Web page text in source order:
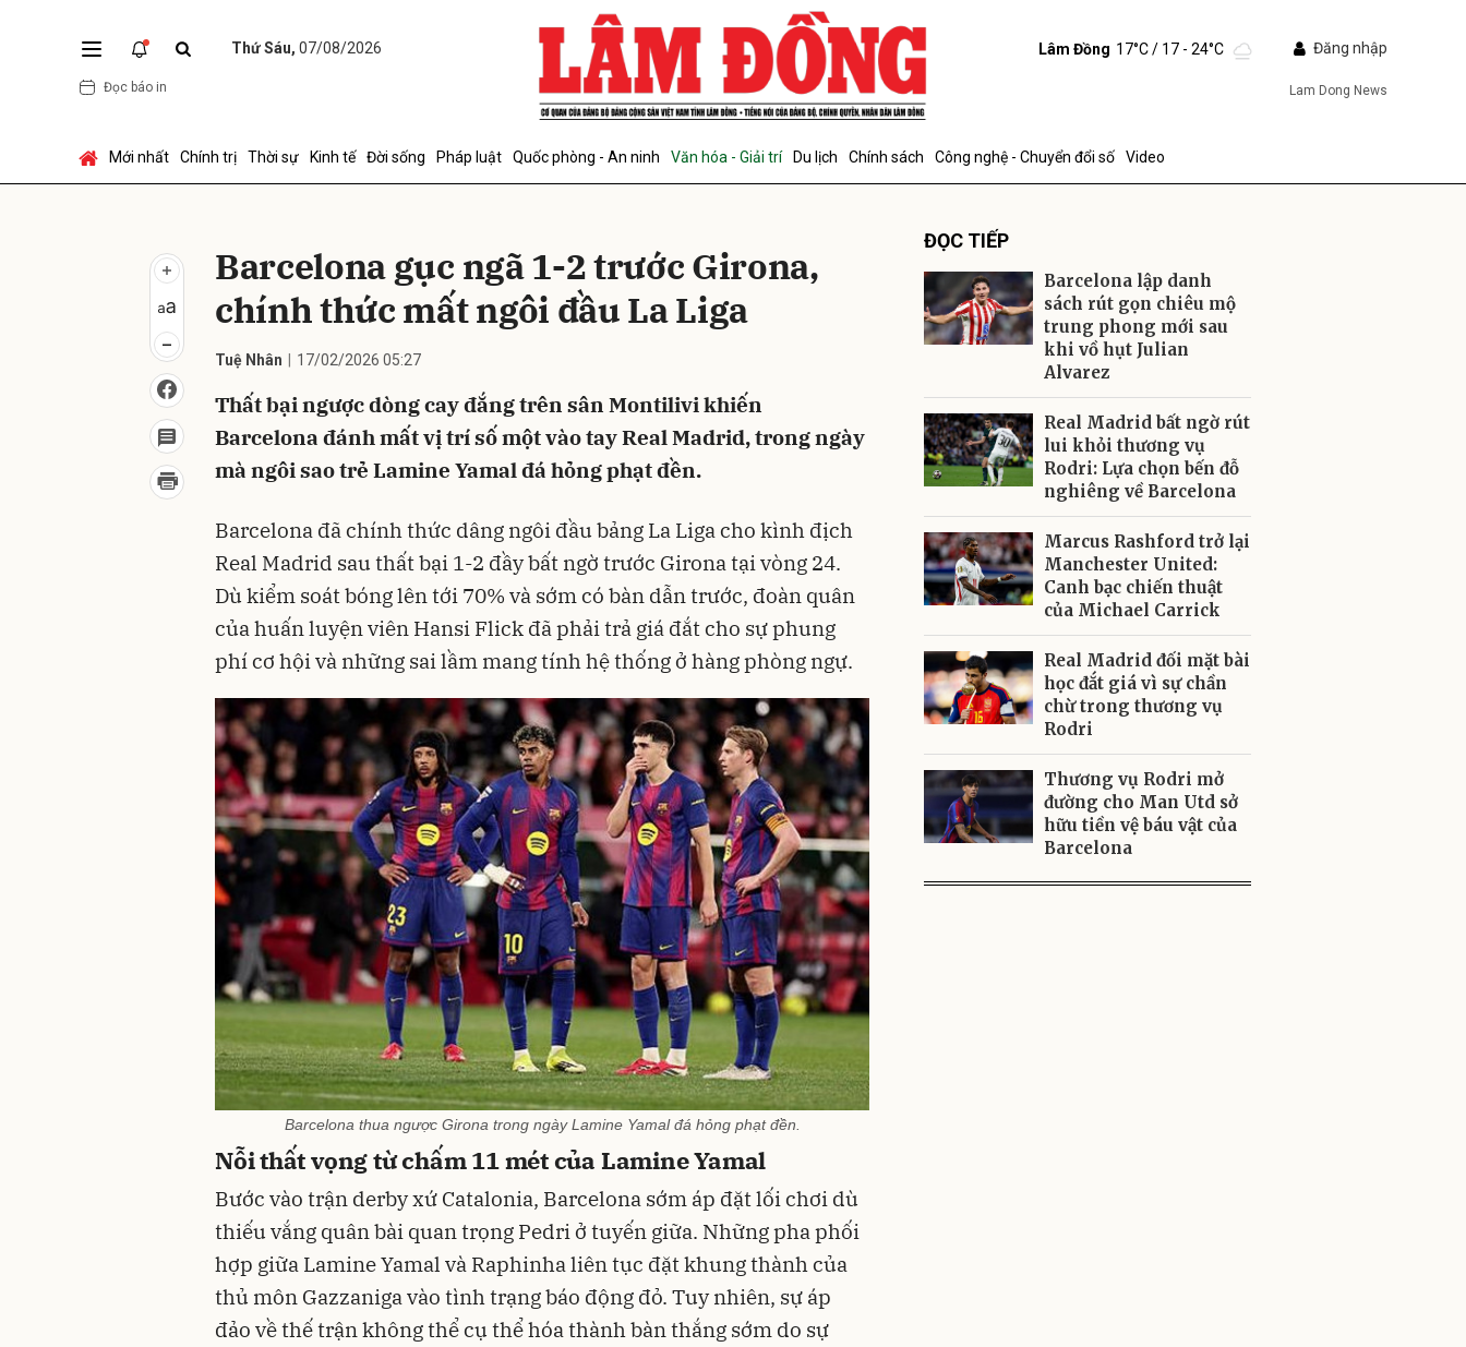
Thứ Sáu, 07/08/2026
Đọc báo in
Lâm Đồng 17°C/ 17 - 24°C Đăng nhập
Lam Dong News
Mới nhất Chính trị Thời sự Kinh tế Đời sống Pháp luật Quốc phòng - An ninh Văn hóa - Giải trí Du lịch Chính sách Công nghệ - Chuyển đổi số Video
Barcelona gục ngã 1-2 trước Girona,
chính thức mất ngôi đầu La Liga
Tuệ Nhân 17/02/2026 05:27
Thất bại ngược dòng cay đắng trên sân Montilivi khiến
Barcelona đánh mất vị trí số một vào tay Real Madrid, trong ngày
mà ngôi sao trẻ Lamine Yamal đá hỏng phạt đền.
Barcelona đã chính thức dâng ngôi đầu bảng La Liga cho kình địch
Real Madrid sau thất bại 1-2 đầy bất ngờ trước Girona tại vòng 24.
Dù kiểm soát bóng lên tới 70% và sớm có bàn dẫn trước, đoàn quân
của huấn luyện viên Hansi Flick đã phải trả giá đắt cho sự phung
phí cơ hội và những sai lầm mang tính hệ thống ở hàng phòng ngự.
Barcelona thua ngược Girona trong ngày Lamine Yamal đá hỏng phạt đền.
Nỗi thất vọng từ chấm 11 mét của Lamine Yamal
Bước vào trận derby xứ Catalonia, Barcelona sớm áp đặt lối chơi dù
thiếu vắng quân bài quan trọng Pedri ở tuyến giữa. Những pha phối
hợp giữa Lamine Yamal và Raphinha liên tục đặt khung thành của
thủ môn Gazzaniga vào tình trạng báo động đỏ. Tuy nhiên, sự áp
đảo về thế trận không thể cụ thể hóa thành bàn thắng sớm do sự
ĐỌC TIẾP
Barcelona lập danh
sách rút gọn chiêu mộ
trung phong mới sau
khi vồ hụt Julian
Alvarez
Real Madrid bất ngờ rút
lui khỏi thương vụ
Rodri: Lựa chọn bến đỗ
nghiêng về Barcelona
Marcus Rashford trở lại
Manchester United:
Canh bạc chiến thuật
của Michael Carrick
Real Madrid đối mặt bài
học đắt giá vì sự chần
chừ trong thương vụ
Rodri
Thương vụ Rodri mở
đường cho Man Utd sở
hữu tiền vệ báu vật của
Barcelona
Gửi bình luận